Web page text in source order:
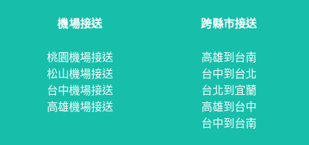
機場接送
桃園機場接送
松山機場接送
台中機場接送
高雄機場接送
跨縣市接送
高雄到台南
台中到台北
台北到宜蘭
高雄到台中
台中到台南